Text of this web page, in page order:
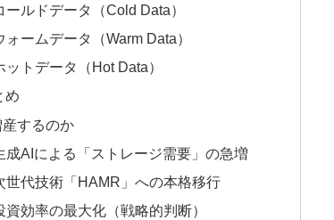
ールドデータ（Cold Data）
ォームデータ（Warm Data）
ットデータ（Hot Data）
め
するのか
成AIによる「ストレージ需要」の急増
世代技術「HAMR」への本格移行
資効率の最大化（戦略的判断）